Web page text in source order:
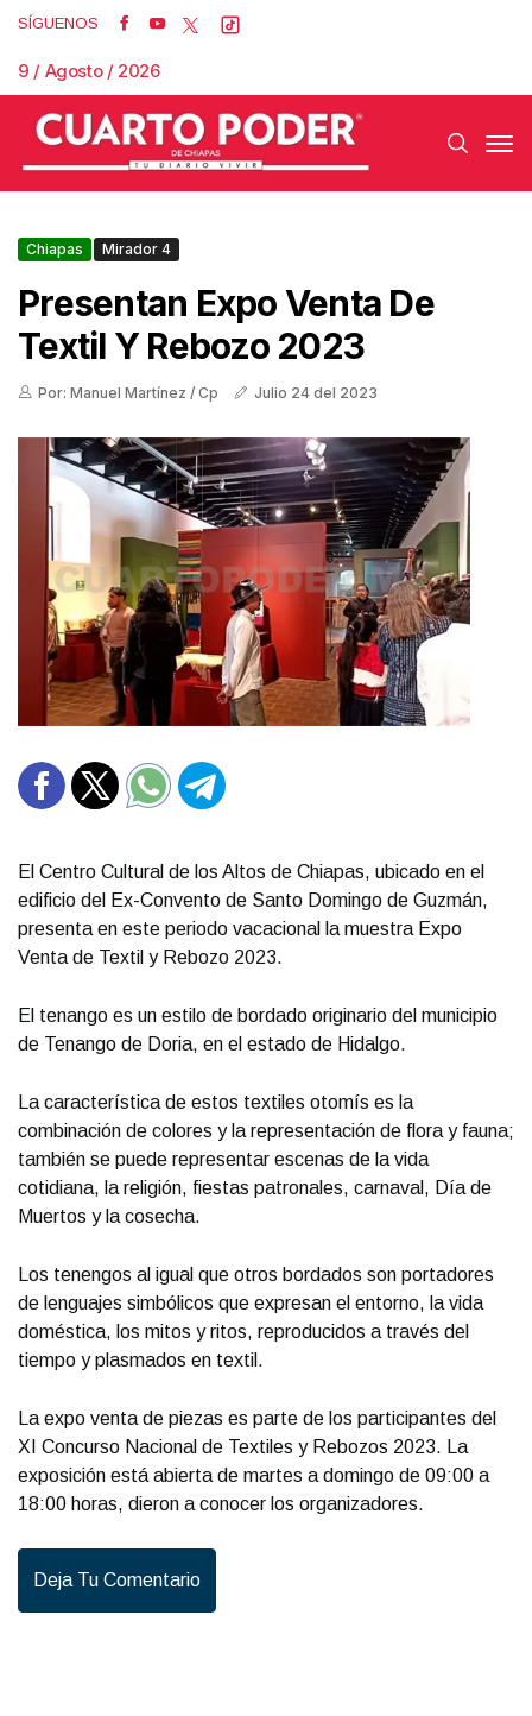
SÍGUENOS
9 / Agosto / 2026
Chiapas Mirador 4
Presentan Expo Venta De
Textil Y Rebozo 2023
Por: Manuel Martínez / Cp Julio 24 del 2023
El Centro Cultural de los Altos de Chiapas, ubicado en el
edificio del Ex-Convento de Santo Domingo de Guzmán,
presenta en este periodo vacacional la muestra Expo
Venta de Textil y Rebozo 2023.
El tenango es un estilo de bordado originario del municipio
de Tenango de Doria, en el estado de Hidalgo.
La característica de estos textiles otomís es la
combinación de colores y la representación de flora y fauna;
también se puede representar escenas de la vida
cotidiana, la religión, fiestas patronales, carnaval, Día de
Muertos y la cosecha.
Los tenengos al igual que otros bordados son portadores
de lenguajes simbólicos que expresan el entorno, la vida
doméstica, los mitos y ritos, reproducidos a través del
tiempo y plasmados en textil.
La expo venta de piezas es parte de los participantes del
XI Concurso Nacional de Textiles y Rebozos 2023. La
exposición está abierta de martes a domingo de 09:00 a
18:00 horas, dieron a conocer los organizadores.
Deja Tu Comentario